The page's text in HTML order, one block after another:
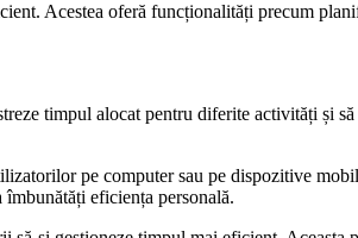
Acestea oferă funcționalități precum
timpul alocat pentru diferite activități și să
pe computer sau pe dispozitive
eficiența personală.